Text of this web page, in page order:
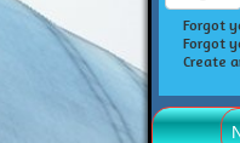
Forgot
Forgot
Create